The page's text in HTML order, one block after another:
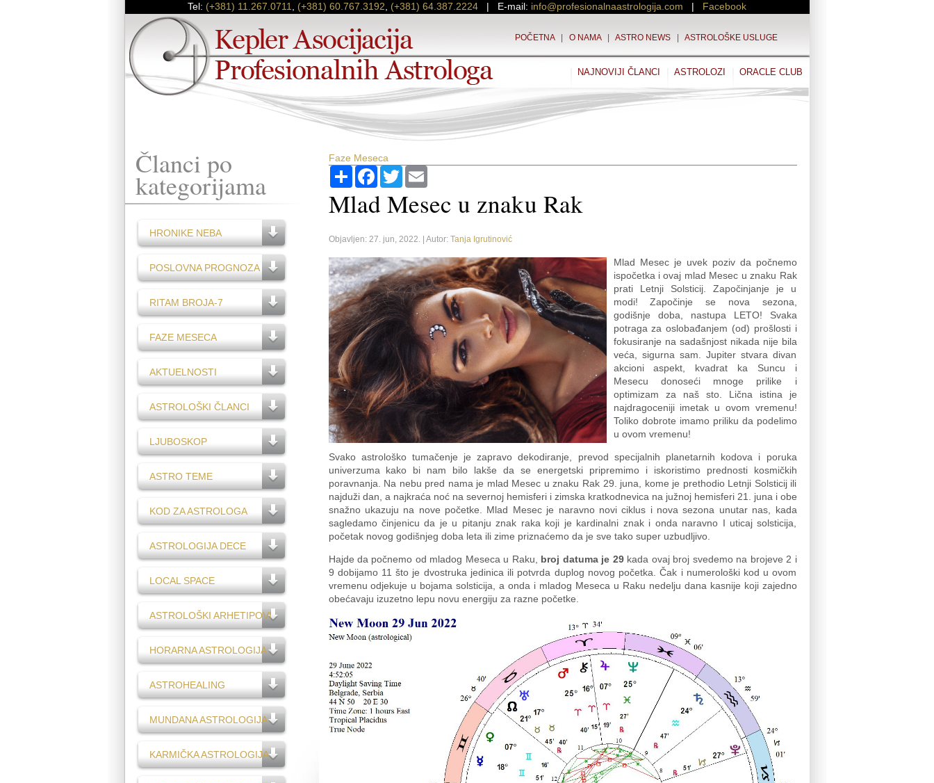
Tel: (+381) 11.267.0711 (+381) 60.767.3192 (+381) 64.387.2224 | E-mail: info@profesionalnaastrologija.com | Facebook
POČETNA| O NAMA| ASTRO NEWS| ASTROLOŠKE USLUGE
ORACLE CLUB
ASTROLOZI
NAJNOVIJI ČLANCI
Članci po
kategorijama
HRONIKE NEBA
POSLOVNA PROGNOZA
RITAM BROJA-7
FAZE MESECA
AKTUELNOSTI
ASTROLOŠKI ČLANCI
LJUBOSKOP
ASTRO TEME
KOD ZA ASTROLOGA
ASTROLOGIJA DECE
LOCAL SPACE
ASTROLOŠKI ARHETIPOVI
HORARNA ASTROLOGIJA
ASTROHEALING
MUNDANA ASTROLOGIJA
KARMIČKA ASTROLOGIJA
Faze Meseca
PodijeliFacebook
TwitterEmail
Mlad Mesec u znaku Rak
Objavljen: 27. jun, 2022. | Autor: Tanja Igrutinović
Mlad Mesec je uvek poziv da počnemo
ispočetka i ovaj mlad Mesec u znaku Rak
prati Letnji Solsticij. Započinjanje je u
modi! Započinje se nova sezona,
godišnje doba, nastupa LETO! Svaka
potraga za oslobađanjem (od) prošlosti i
fokusiranje na sadašnjost nikada nije bila
veća, sigurna sam. Jupiter stvara divan
akcioni aspekt, kvadrat ka Suncu i
Mesecu donoseći mnoge prilike i
optimizam za naš sto. Lična istina je
najdragoceniji imetak u ovom vremenu!
Toliko dobrote imamo priliku da podelimo
u ovom vremenu!
Svako astrološko tumačenje je zapravo dekodiranje, prevod specijalnih planetarnih kodova i poruka
univerzuma kako bi nam bilo lakše da se energetski pripremimo i iskoristimo prednosti kosmičkih
poravnanja. Na nebu pred nama je mlad Mesec u znaku Rak 29. juna, kome je prethodio Letnji Solsticij ili
najduži dan, a najkraća noć na severnoj hemisferi i zimska kratkodnevica na južnoj hemisferi 21. juna i obe
snažno ukazuju na nove početke. Mlad Mesec je naravno novi ciklus i nova sezona unutar nas, kada
sagledamo činjenicu da je u pitanju znak raka koji je kardinalni znak i onda naravno I uticaj solsticija,
početak novog godišnjeg doba leta ili zime priznaćemo da je sve tako super uzbudljivo.
Hajde da počnemo od mladog Meseca u Raku, broj datuma je 29 kada ovaj broj svedemo na brojeve 2 i
9 dobijamo 11 što je dvostruka jedinica ili potvrda duplog novog početka. Čak i numerološki kod u ovom
vremenu odjekuje u bojama solsticija, a onda i mladog Meseca u Raku nedelju dana kasnije koji zajedno
obećavaju izuzetno lepu novu energiju za razne početke.